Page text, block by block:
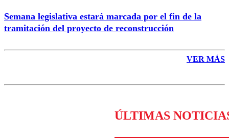
Semana legislativa estará marcada por el fin de la
tramitación del proyecto de reconstrucción
VER MÁS
ÚLTIMAS